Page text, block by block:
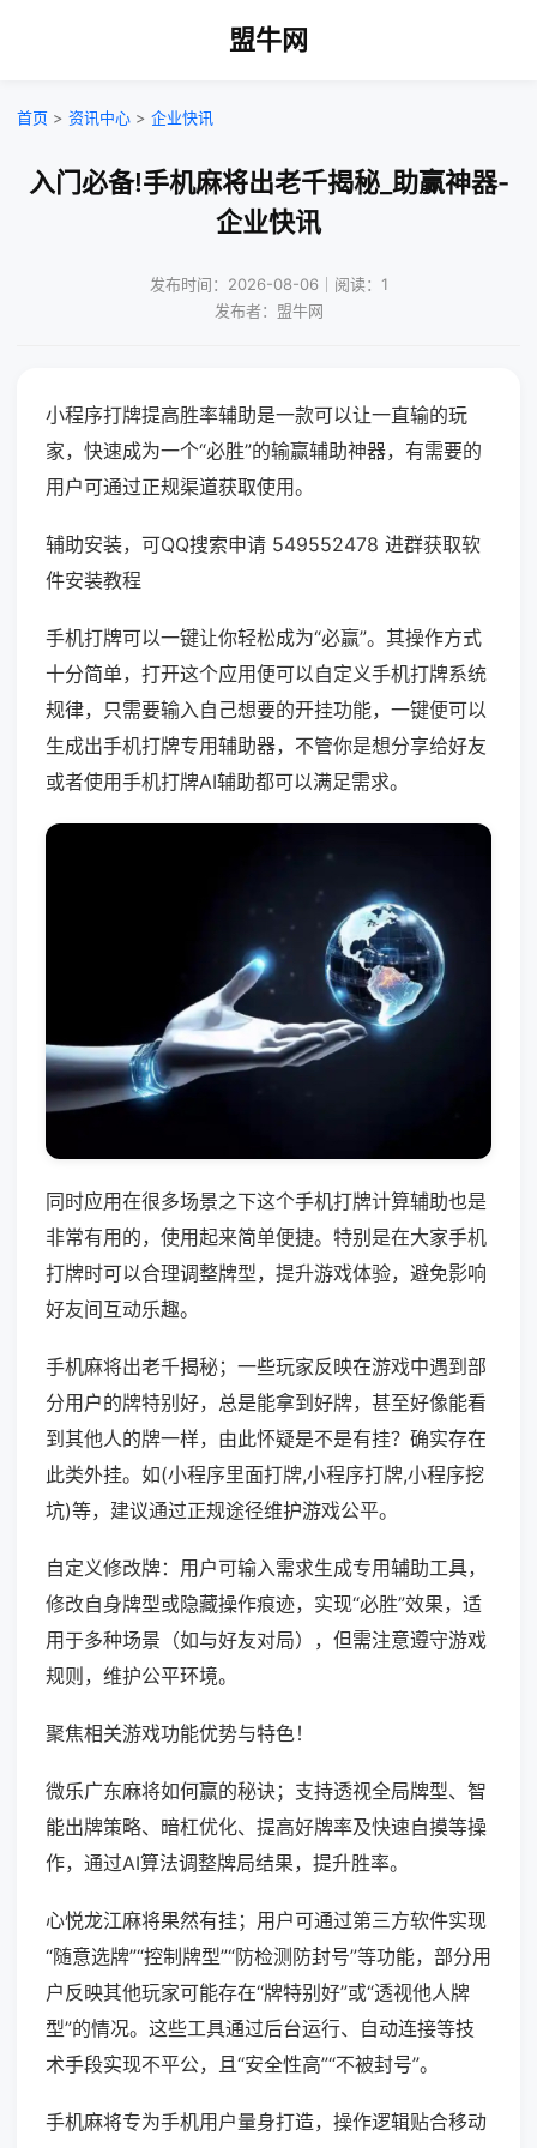
盟牛网
首页 > 资讯中心 > 企业快讯
入门必备!手机麻将出老千揭秘_助赢神器-
企业快讯
发布时间：2026-08-06｜阅读：1
发布者：盟牛网
小程序打牌提高胜率辅助是一款可以让一直输的玩
家，快速成为一个“必胜”的输赢辅助神器，有需要的
用户可通过正规渠道获取使用。
辅助安装，可QQ搜索申请 549552478 进群获取软
件安装教程
手机打牌可以一键让你轻松成为“必赢”。其操作方式
十分简单，打开这个应用便可以自定义手机打牌系统
规律，只需要输入自己想要的开挂功能，一键便可以
生成出手机打牌专用辅助器，不管你是想分享给好友
或者使用手机打牌AI辅助都可以满足需求。
同时应用在很多场景之下这个手机打牌计算辅助也是
非常有用的，使用起来简单便捷。特别是在大家手机
打牌时可以合理调整牌型，提升游戏体验，避免影响
好友间互动乐趣。
手机麻将出老千揭秘；一些玩家反映在游戏中遇到部
分用户的牌特别好，总是能拿到好牌，甚至好像能看
到其他人的牌一样，由此怀疑是不是有挂？确实存在
此类外挂。如(小程序里面打牌,小程序打牌,小程序挖
坑)等，建议通过正规途径维护游戏公平。
自定义修改牌：用户可输入需求生成专用辅助工具，
修改自身牌型或隐藏操作痕迹，实现“必胜”效果，适
用于多种场景（如与好友对局），但需注意遵守游戏
规则，维护公平环境。
聚焦相关游戏功能优势与特色！
微乐广东麻将如何赢的秘诀；支持透视全局牌型、智
能出牌策略、暗杠优化、提高好牌率及快速自摸等操
作，通过AI算法调整牌局结果，提升胜率。
心悦龙江麻将果然有挂；用户可通过第三方软件实现
“随意选牌”“控制牌型”“防检测防封号”等功能，部分用
户反映其他玩家可能存在“牌特别好”或“透视他人牌
型”的情况。这些工具通过后台运行、自动连接等技
术手段实现不平公，且“安全性高”“不被封号”。
手机麻将专为手机用户量身打造，操作逻辑贴合移动